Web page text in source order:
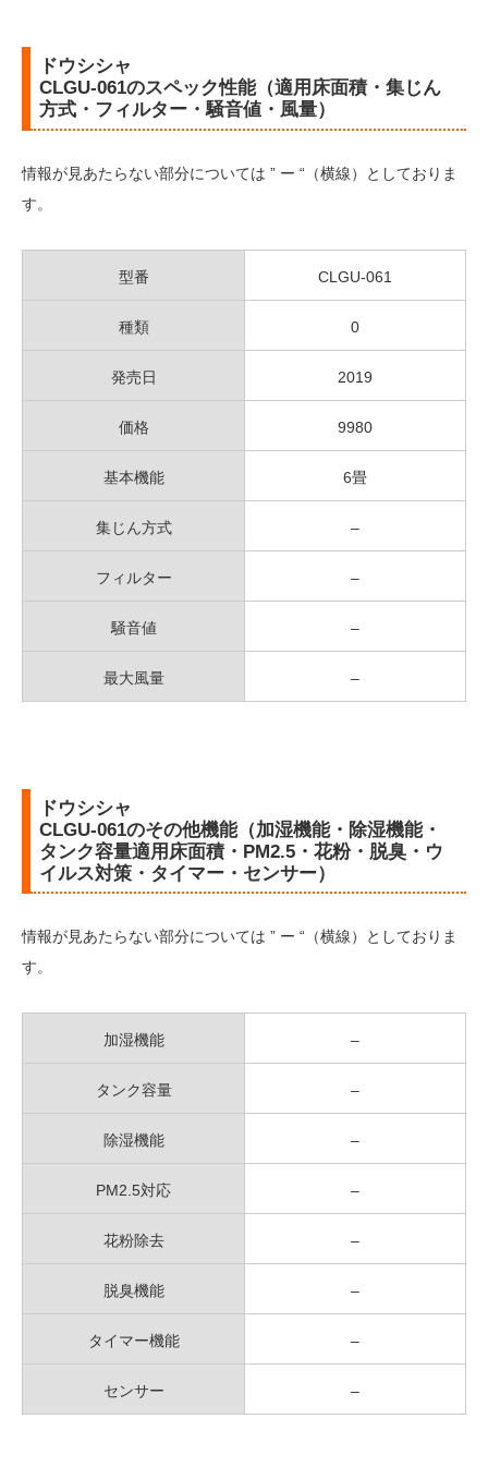
ドウシシャ
CLGU-061のスペック性能（適用床面積・集じん
方式・フィルター・騒音値・風量）
情報が見あたらない部分については ” ー “（横線）としておりま
す。
型番 CLGU-061
種類 0
発売日 2019
価格 9980
基本機能 6畳
集じん方式 –
フィルター –
騒音値 –
最大風量 –
ドウシシャ
CLGU-061のその他機能（加湿機能・除湿機能・
タンク容量適用床面積・PM2.5・花粉・脱臭・ウ
イルス対策・タイマー・センサー）
情報が見あたらない部分については ” ー “（横線）としておりま
す。
加湿機能 –
タンク容量 –
除湿機能 –
PM2.5対応 –
花粉除去 –
脱臭機能 –
タイマー機能 –
センサー –